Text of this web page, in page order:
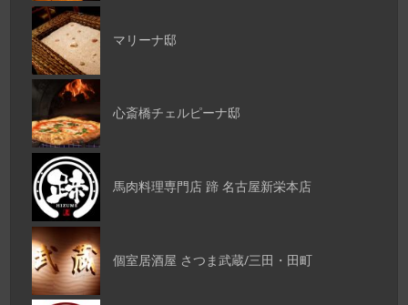
マリーナ邸
心斎橋チェルピーナ邸
馬肉料理専門店 蹄 名古屋新栄本店
個室居酒屋 さつま武蔵/三田・田町